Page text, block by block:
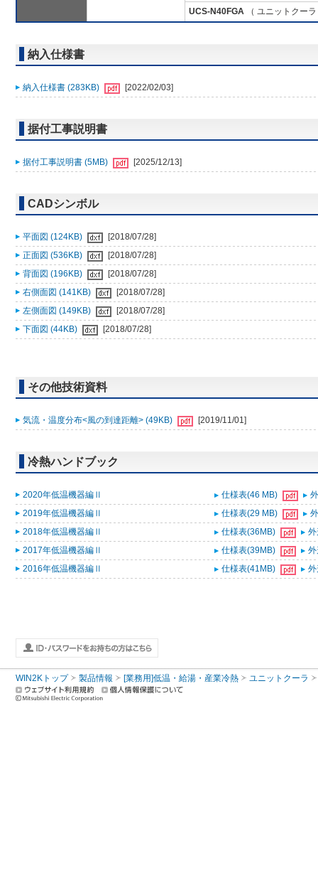
UCS-N40FGA （ ユニットクー
納入仕様書
納入仕様書 (283KB) [2022/02/03]
据付工事説明書
据付工事説明書 (5MB) [2025/12/13]
CADシンボル
平面図 (124KB)
[2018/07/28]
正面図 (536KB)
[2018/07/28]
背面図 (196KB)
[2018/07/28]
右側面図 (141KB)
[2018/07/28]
左側面図 (149KB)
[2018/07/28]
下面図 (44KB)
[2018/07/28]
その他技術資料
気流・温度分布<風の到達距離> (49KB) [2019/11/01]
冷熱ハンドブック
2020年低温機器編Ⅱ 仕様表(46 MB)
2019年低温機器編Ⅱ
仕様表(29 MB)
2018年低温機器編Ⅱ
仕様表(36MB)
2017年低温機器編Ⅱ
仕様表(39MB)
2016年低温機器編Ⅱ
仕様表(41MB)
WIN2Kトップ 製品情報 [業務用]低温・給湯・産業冷熱 ユニットクーラ